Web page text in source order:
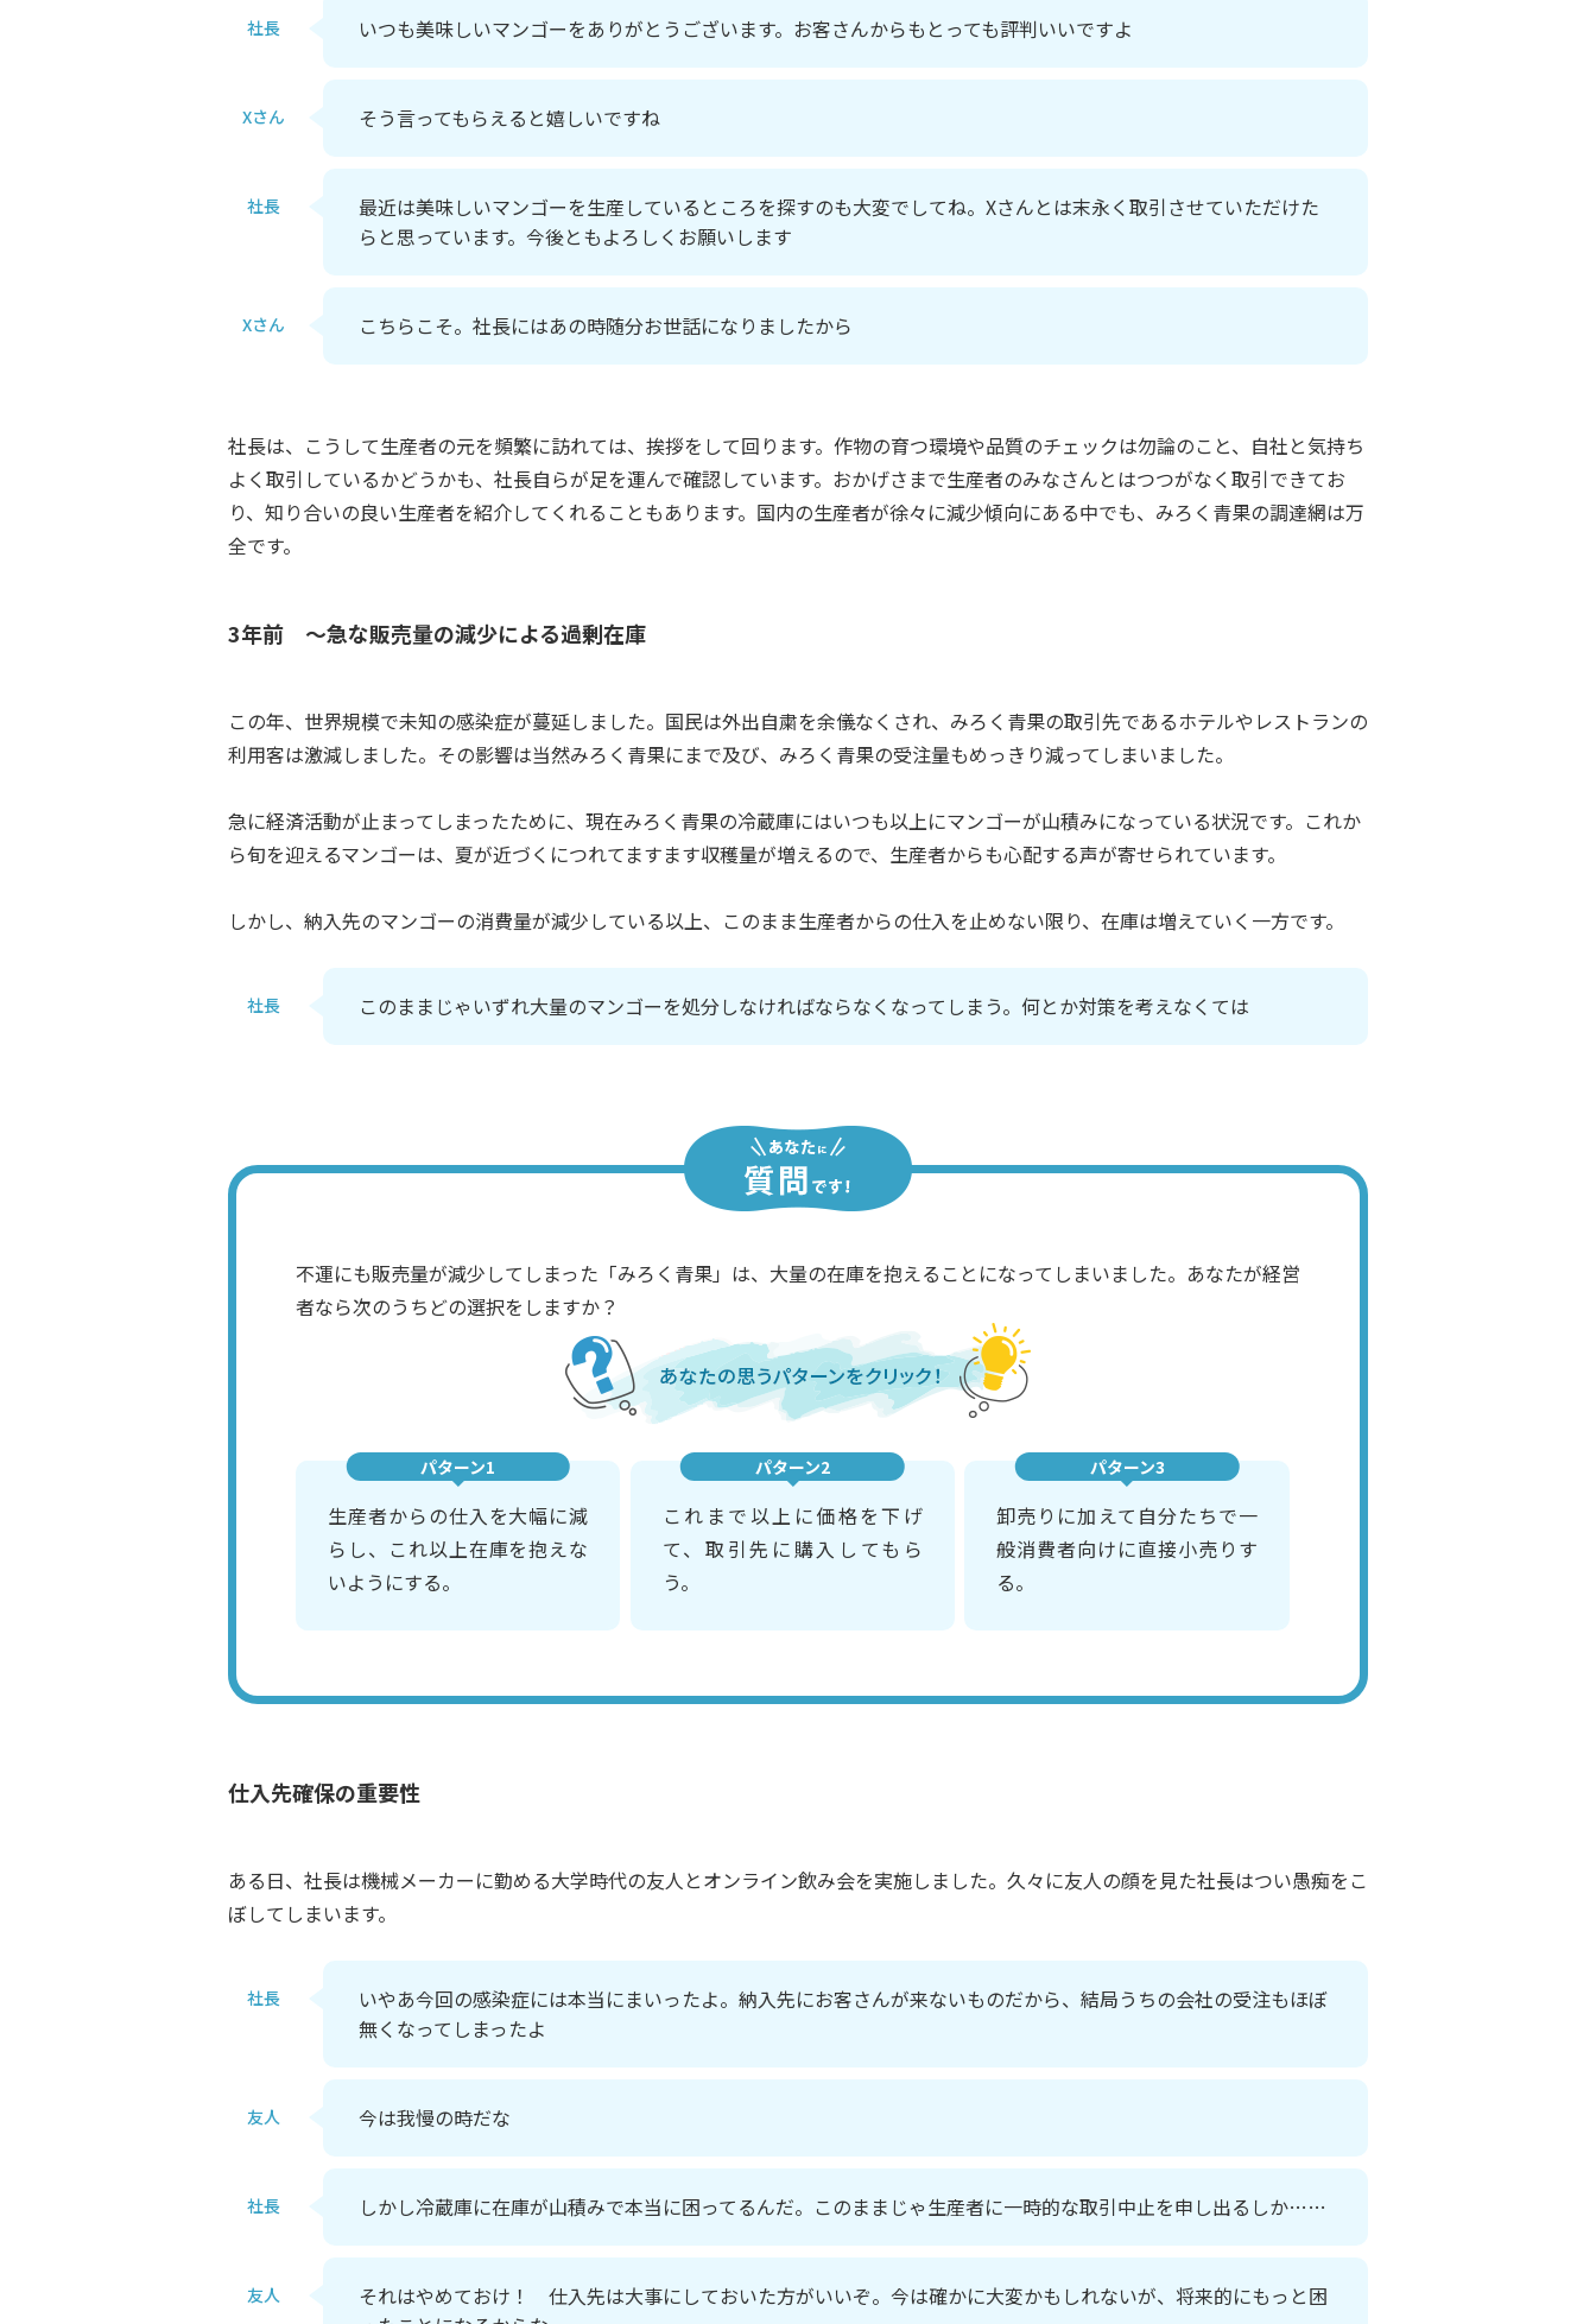
社長 いつも美味しいマンゴーをありがとうございます。お客さんからもとっても評判いいですよ
Xさん そう言ってもらえると嬉しいですね
社長
最近は美味しいマンゴーを生産しているところを探すのも大変でしてね。Xさんとは末永く取引させていただけた
らと思っています。今後ともよろしくお願いします
Xさん こちらこそ。社長にはあの時随分お世話になりましたから
社長は、こうして生産者の元を頻繁に訪れては、挨拶をして回ります。作物の育つ環境や品質のチェックは勿論のこと、自社と気持ち
よく取引しているかどうかも、社長自らが足を運んで確認しています。おかげさまで生産者のみなさんとはつつがなく取引できてお
り、知り合いの良い生産者を紹介してくれることもあります。国内の生産者が徐々に減少傾向にある中でも、みろく青果の調達網は万
全です。
3年前 ～急な販売量の減少による過剰在庫
この年、世界規模で未知の感染症が蔓延しました。国民は外出自粛を余儀なくされ、みろく青果の取引先であるホテルやレストランの
利用客は激減しました。その影響は当然みろく青果にまで及び、みろく青果の受注量もめっきり減ってしまいました。
急に経済活動が止まってしまったために、現在みろく青果の冷蔵庫にはいつも以上にマンゴーが山積みになっている状況です。これか
ら旬を迎えるマンゴーは、夏が近づくにつれてますます収穫量が増えるので、生産者からも心配する声が寄せられています。
しかし、納入先のマンゴーの消費量が減少している以上、このまま生産者からの仕入を止めない限り、在庫は増えていく一方です。
社長 このままじゃいずれ大量のマンゴーを処分しなければならなくなってしまう。何とか対策を考えなくては
不運にも販売量が減少してしまった「みろく青果」は、大量の在庫を抱えることになってしまいました。あなたが経営
者なら次のうちどの選択をしますか？
パターン1
生産者からの仕入を大幅に減
らし、これ以上在庫を抱えな
いようにする。
パターン2
これまで以上に価格を下げ
て、取引先に購入してもら
う。
パターン3
卸売りに加えて自分たちで一
般消費者向けに直接小売りす
る。
仕入先確保の重要性
ある日、社長は機械メーカーに勤める大学時代の友人とオンライン飲み会を実施しました。久々に友人の顔を見た社長はつい愚痴をこ
ぼしてしまいます。
社長
いやあ今回の感染症には本当にまいったよ。納入先にお客さんが来ないものだから、結局うちの会社の受注もほぼ
無くなってしまったよ
友人 今は我慢の時だな
社長 しかし冷蔵庫に在庫が山積みで本当に困ってるんだ。このままじゃ生産者に一時的な取引中止を申し出るしか……
友人
それはやめておけ！ 仕入先は大事にしておいた方がいいぞ。今は確かに大変かもしれないが、将来的にもっと困